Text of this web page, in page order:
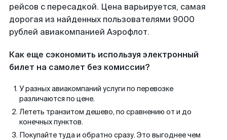
рейсов с пересадкой. Цена варьируется, самая
дорогая из найденных пользователями 9000
рублей авиакомпанией Аэрофлот.
Как еще сэкономить используя электронный
билет на самолет без комиссии?
У разных авиакомпаний услуги по перевозке
различаются по цене.
Лететь транзитом дешево, по сравнению от и до
конечных пунктов.
Покупайте туда и обратно сразу. Это выгоднее чем